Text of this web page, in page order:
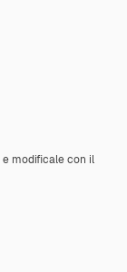
e modificale con il